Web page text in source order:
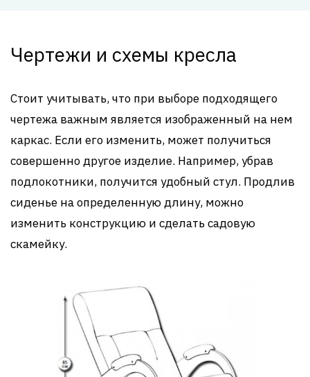
Чертежи и схемы кресла
Стоит учитывать, что при выборе подходящего
чертежа важным является изображенный на нем
каркас. Если его изменить, может получиться
совершенно другое изделие. Например, убрав
подлокотники, получится удобный стул. Продлив
сиденье на определенную длину, можно
изменить конструкцию и сделать садовую
скамейку.